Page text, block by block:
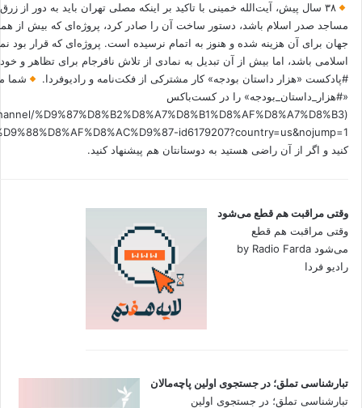
۳۸ سال پیش، آیت‌الله خمینی با تاکید بر اینکه مصلی تهران باید به دور از
مساجد صدر اسلام باشد، دستور ساخت آن را صادر کرد، پروژه‌ای که بیش از
جهان برای آن هزینه شده و هنوز به اتمام نرسیده است. پروژه‌ای که قرار بود
اسلامی باشد، اما بیش از آن تبدیل به نمادی از تلاش نافرجام برای تظاهر و
#پادکست «هزار داستان بودجه» کار مشترکی از فکت‌نامه و رادیوفردا.
شما
«#هزار_داستان_بودجه» را در کست‌باکس
%D9%87%D8%B2%D8%A7%D8%B1%D8%AF%D8%A7%D8%B3
کنید و اگر از آن راضی هستید به دوستانتان هم پیشنهاد کنید.
وقتی مراقبت هم قطع می‌شود
وقتی مراقبت هم قطع
می‌شود by Radio Farda
رادیو فردا
تبارشناسی تملق؛ در جستجوی اولین‌ پاچه‌مالان
تبارشناسی تملق؛ در جستجوی اولین‌